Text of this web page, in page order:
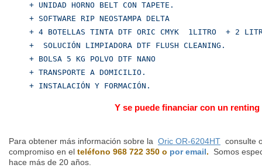
+ UNIDAD HORNO BELT CON TAPETE.
+ SOFTWARE RIP NEOSTAMPA DELTA
+ 4 BOTELLAS TINTA DTF ORIC CMYK 1LITRO + 2
+ SOLUCIÓN LIMPIADORA DTF FLUSH CLEANING.
+ BOLSA 5 KG POLVO DTF NANO
+ TRANSPORTE A DOMICILIO.
+ INSTALACIÓN Y FORMACIÓN.
Y se puede financiar con un renting
Para obtener más información sobre la Oric OR-6204HT consulte
compromiso en el teléfono 968 722 350 o por email.
Somos
hace más de 20 años.